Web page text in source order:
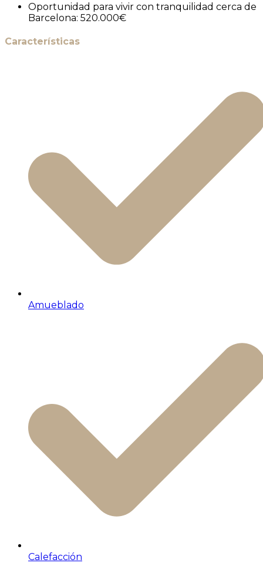
Oportunidad para vivir con tranquilidad cerca de
Barcelona: 520.000€
Características
Amueblado
Calefacción